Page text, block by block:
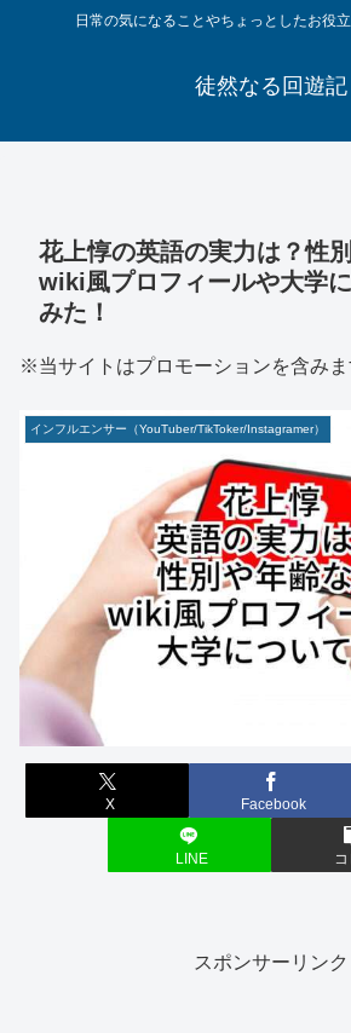
日常の気になることやちょっとしたお役
徒然なる回遊記
花上惇の英語の実力は？性
wiki風プロフィールや大学
みた！
※当サイトはプロモーションを含みま
インフルエンサー（YouTuber/TikToker/Instagramer）
X Facebook
LINE
スポンサーリンク